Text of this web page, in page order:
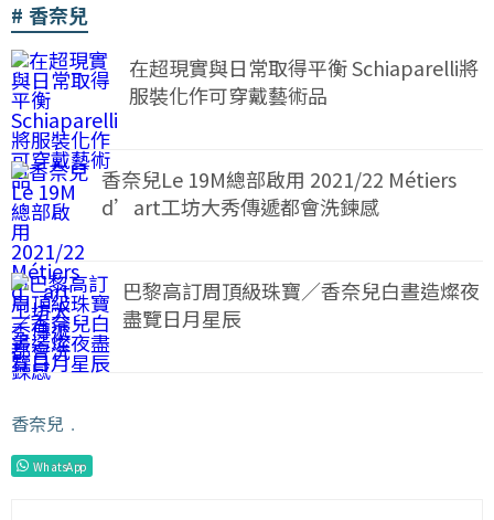
香奈兒
在超現實與日常取得平衡 Schiaparelli將
服裝化作可穿戴藝術品
香奈兒Le 19M總部啟用 2021/22 Métiers
d’art工坊大秀傳遞都會洗鍊感
巴黎高訂周頂級珠寶／香奈兒白晝造燦夜
盡覽日月星辰
香奈兒 ﹒
WhatsApp